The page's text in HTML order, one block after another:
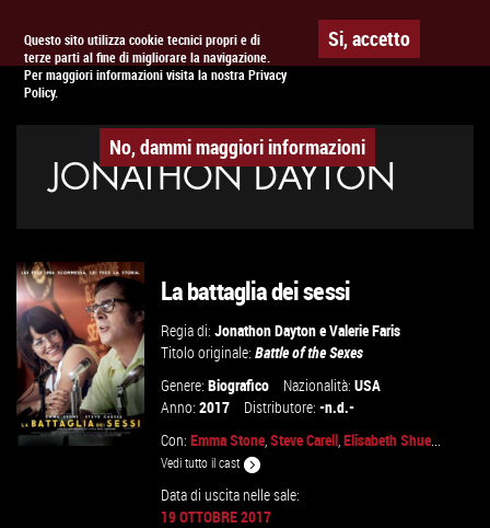
Questo sito utilizza cookie tecnici propri e di
terze parti al fine di migliorare la navigazione.
Per maggiori informazioni visita la nostra Privacy
Policy.
Si, accetto
No, dammi maggiori informazioni
APPUNTAMENTO AL CINEMA
JONATHON DAYTON
La battaglia dei sessi
Regia di:Jonathon DaytoneValerie Faris
Titolo originale:Battle of the Sexes
Genere:Biografico Nazionalità:USA
Anno:2017 Distributore:-n.d.-
Con:Emma Stone,Steve Carell,Elisabeth Shue...
Vedi tutto il cast
Data di uscita nelle sale:
19 OTTOBRE 2017